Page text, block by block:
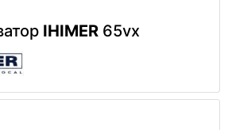
IHIMER 65vx